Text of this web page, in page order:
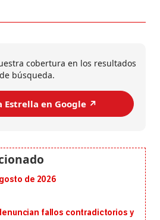
cobertura en los resultados
de búsqueda.
Estrella en Google ↗️
de 2026
fallos contradictorios y